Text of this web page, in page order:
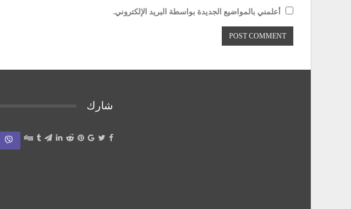
أعلمني بالمواضيع الجديدة بواسطة البريد الإلكتروني.
شارك